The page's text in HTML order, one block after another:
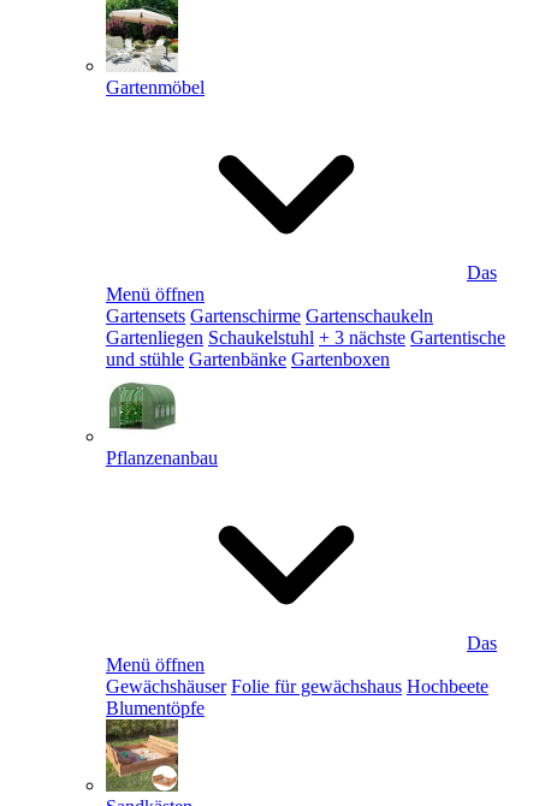
Gartenmöbel
Das
Menü öffnen
Gartensets Gartenschirme Gartenschaukeln
Gartenliegen Schaukelstuhl + 3 nächste Gartentische
und stühle Gartenbänke Gartenboxen
Pflanzenanbau
Das
Menü öffnen
Gewächshäuser Folie für gewächshaus Hochbeete
Blumentöpfe